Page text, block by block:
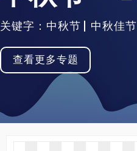
关键字： 中秋节 中秋佳节
查看更多专题
收藏